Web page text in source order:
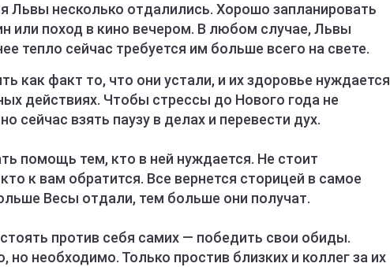
Львы несколько отдалились. Хорошо запланировать
или поход в кино вечером. В любом случае, Львы
тепло сейчас требуется им больше всего на свете.
как факт то, что они устали, и их здоровье нуждается
действиях. Чтобы стрессы до Нового года не
сейчас взять паузу в делах и перевести дух.
помощь тем, кто в ней нуждается. Не стоит
к вам обратится. Все вернется сторицей в самое
Весы отдали, тем больше они получат.
против себя самих — победить свои обиды.
но необходимо. Только простив близких и коллег за их